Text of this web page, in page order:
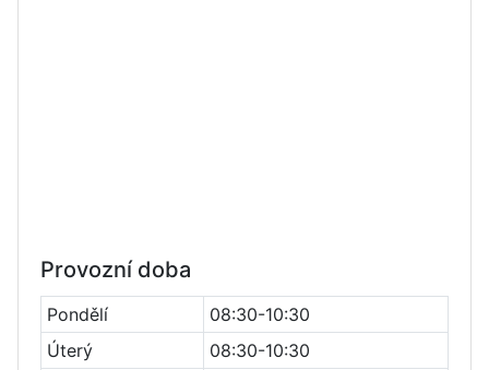
Provozní doba
Pondělí
08:30-10:30
Úterý
08:30-10:30